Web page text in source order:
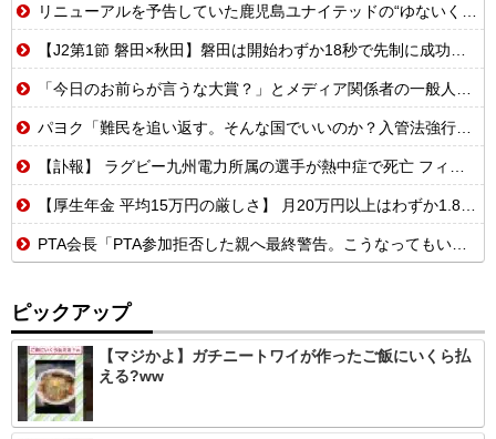
リニューアルを予告していた鹿児島ユナイテッドの“ゆないくー”、ホーム開幕戦に新フェイスで登場
【J2第1節 磐田×秋田】磐田は開始わずか18秒で先制に成功するも追いつかれドロー 秋葉新体制の初白星はお預けに
「今日のお前らが言うな大賞？」とメディア関係者の一般人への苦言にツッコミ殺到、被災地の避難所でカメラまわすのは……
パヨク「難民を追い返す。そんな国でいいのか？入管法強行抗議！」 [8/8]
【訃報】 ラグビー九州電力所属の選手が熱中症で死亡 フィジー出身の26歳
【厚生年金 平均15万円の厳しさ】 月20万円以上はわずか1.8割、高齢夫婦は毎月4.2万円の赤字に
PTA会長「PTA参加拒否した親へ最終警告。こうなってもいい？」
ピックアップ
【マジかよ】ガチニートワイが作ったご飯にいくら払
える?ww